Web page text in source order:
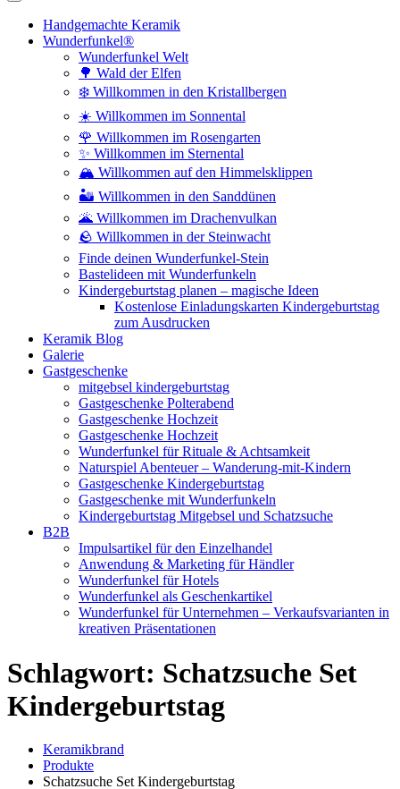
Handgemachte Keramik
Wunderfunkel®
Wunderfunkel Welt
🌳 Wald der Elfen
❄️ Willkommen in den Kristallbergen
☀️ Willkommen im Sonnental
🌹 Willkommen im Rosengarten
✨ Willkommen im Sternental
🏔️ Willkommen auf den Himmelsklippen
🏜️ Willkommen in den Sanddünen
🌋 Willkommen im Drachenvulkan
🪨 Willkommen in der Steinwacht
Finde deinen Wunderfunkel-Stein
Bastelideen mit Wunderfunkeln
Kindergeburtstag planen – magische Ideen
Kostenlose Einladungskarten Kindergeburtstag
zum Ausdrucken
Keramik Blog
Galerie
Gastgeschenke
mitgebsel kindergeburtstag
Gastgeschenke Polterabend
Gastgeschenke Hochzeit
Gastgeschenke Hochzeit
Wunderfunkel für Rituale & Achtsamkeit
Naturspiel Abenteuer – Wanderung-mit-Kindern
Gastgeschenke Kindergeburtstag
Gastgeschenke mit Wunderfunkeln
Kindergeburtstag Mitgebsel und Schatzsuche
B2B
Impulsartikel für den Einzelhandel
Anwendung & Marketing für Händler
Wunderfunkel für Hotels
Wunderfunkel als Geschenkartikel
Wunderfunkel für Unternehmen – Verkaufsvarianten in
kreativen Präsentationen
Schlagwort: Schatzsuche Set
Kindergeburtstag
Keramikbrand
Produkte
Schatzsuche Set Kindergeburtstag